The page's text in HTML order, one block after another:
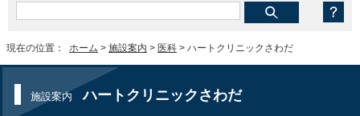
現在の位置： ホーム > 施設案内 > 医科 > ハートクリニックさわだ
施設案内ハートクリニックさわだ